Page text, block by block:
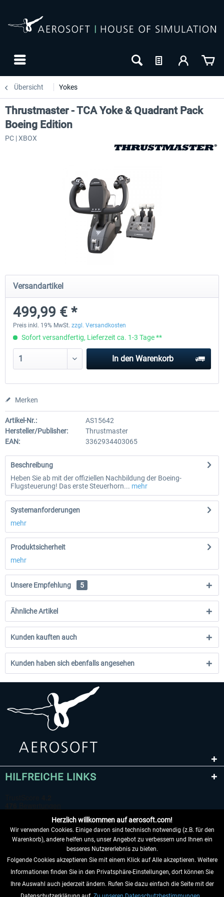
Übersicht Yokes
Thrustmaster - TCA Yoke & Quadrant Pack
Boeing Edition
PC | XBOX
Versandartikel
499,99 € *
Preis inkl. 19% MwSt. zzgl. Versandkosten
Sofort versandfertig, Lieferzeit ca. 1-3 Tage **
In den Warenkorb
Merken
Artikel-Nr.:
AS15642
Hersteller/Publisher:
Thrustmaster
EAN:
3362934403065
Beschreibung
Heben Sie ab mit der offiziellen Nachbildung der Boeing-
Flugsteuerung! Das erste Steuerhorn... mehr
Systemanforderungen
mehr
Produktsicherheit
mehr
Unsere Empfehlung 5
Ähnliche Artikel
Kunden kauften auch
Kunden haben sich ebenfalls angesehen
HILFREICHE LINKS
VERTRAG WIDERRUFEN
INFORMATIONEN
Herzlich willkommen auf aerosoft.com!
Wir verwenden Cookies. Einige davon sind technisch notwendig (z.B. für den
Warenkorb), andere helfen uns, unser Angebot zu verbessern und Ihnen ein
besseres Nutzererlebnis zu bieten.
Folgende Cookies akzeptieren Sie mit einem Klick auf Alle akzeptieren. Weitere
Informationen finden Sie in den Privatsphäre-Einstellungen, dort können Sie
Ihre Auswahl auch jederzeit ändern. Rufen Sie dazu einfach die Seite mit der